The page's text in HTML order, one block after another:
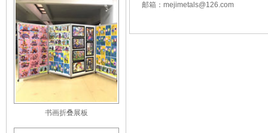
邮箱：mejimetals@126.com
书画折叠展板